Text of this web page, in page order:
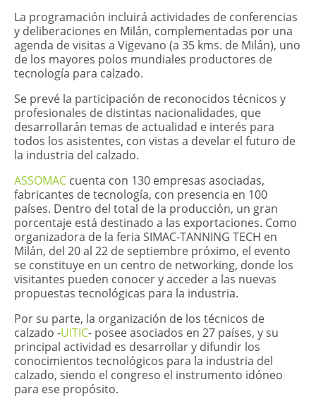
La programación incluirá actividades de conferencias
y deliberaciones en Milán, complementadas por una
agenda de visitas a Vigevano (a 35 kms. de Milán), uno
de los mayores polos mundiales productores de
tecnología para calzado.
Se prevé la participación de reconocidos técnicos y
profesionales de distintas nacionalidades, que
desarrollarán temas de actualidad e interés para
todos los asistentes, con vistas a develar el futuro de
la industria del calzado.
ASSOMAC cuenta con 130 empresas asociadas,
fabricantes de tecnología, con presencia en 100
países. Dentro del total de la producción, un gran
porcentaje está destinado a las exportaciones. Como
organizadora de la feria SIMAC-TANNING TECH en
Milán, del 20 al 22 de septiembre próximo, el evento
se constituye en un centro de networking, donde los
visitantes pueden conocer y acceder a las nuevas
propuestas tecnológicas para la industria.
Por su parte, la organización de los técnicos de
calzado -UITIC- posee asociados en 27 países, y su
principal actividad es desarrollar y difundir los
conocimientos tecnológicos para la industria del
calzado, siendo el congreso el instrumento idóneo
para ese propósito.